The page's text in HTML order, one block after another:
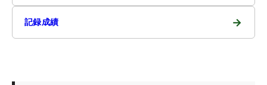
記録成績 →